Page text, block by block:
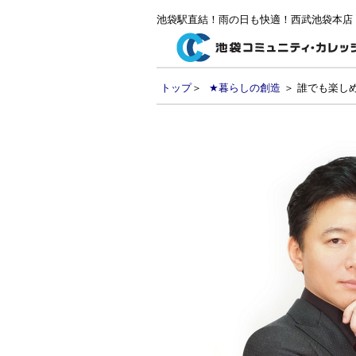
池袋駅直結！雨の日も快適！西武池袋本店
トップ＞ ★暮らしの創造 ＞ 誰でも楽し